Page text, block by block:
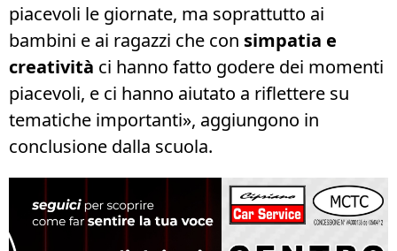
piacevoli le giornate, ma soprattutto ai
bambini e ai ragazzi che con simpatia e
creatività ci hanno fatto godere dei momenti
piacevoli, e ci hanno aiutato a riflettere su
tematiche importanti», aggiungono in
conclusione dalla scuola.